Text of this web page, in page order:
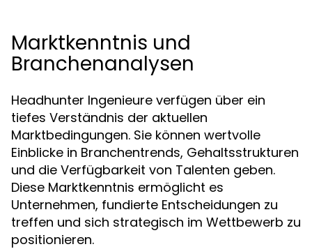
Marktkenntnis und
Branchenanalysen
Headhunter Ingenieure verfügen über ein
tiefes Verständnis der aktuellen
Marktbedingungen. Sie können wertvolle
Einblicke in Branchentrends, Gehaltsstrukturen
und die Verfügbarkeit von Talenten geben.
Diese Marktkenntnis ermöglicht es
Unternehmen, fundierte Entscheidungen zu
treffen und sich strategisch im Wettbewerb zu
positionieren.